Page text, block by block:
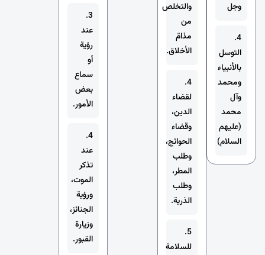
وجل
4.
التوسل
بالأنبياء
ومحمد
وآل
محمد
(عليهم
السلام)
والتخلص
من
مذامّ
الأخلاق.
4.
لقضاء
الدين،
وقضاء
الحوائج،
وطلب
المطر،
وطلب
الذرية.
5.
للسلامة
3.
عند
رؤية
أو
سماع
بعض
الأمور.
4.
عند
تذكر
الموت،
ورؤية
الجنائز،
وزيارة
القبور.